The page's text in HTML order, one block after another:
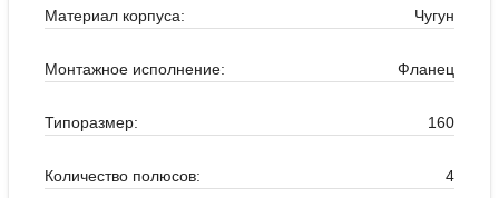
Материал корпуса: Чугун
Монтажное исполнение: Фланец
Типоразмер: 160
Количество полюсов: 4